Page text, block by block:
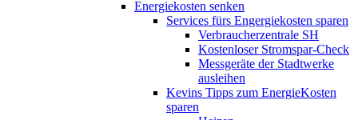
Energiekosten senken
Services fürs Engergiekosten sparen
Verbraucherzentrale SH
Kostenloser Stromspar-Check
Messgeräte der Stadtwerke
ausleihen
Kevins Tipps zum EnergieKosten
sparen